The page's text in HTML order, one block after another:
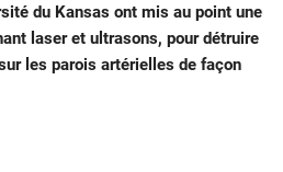
du Kansas ont mis au point une
laser et ultrasons, pour détruire
les parois artérielles de façon